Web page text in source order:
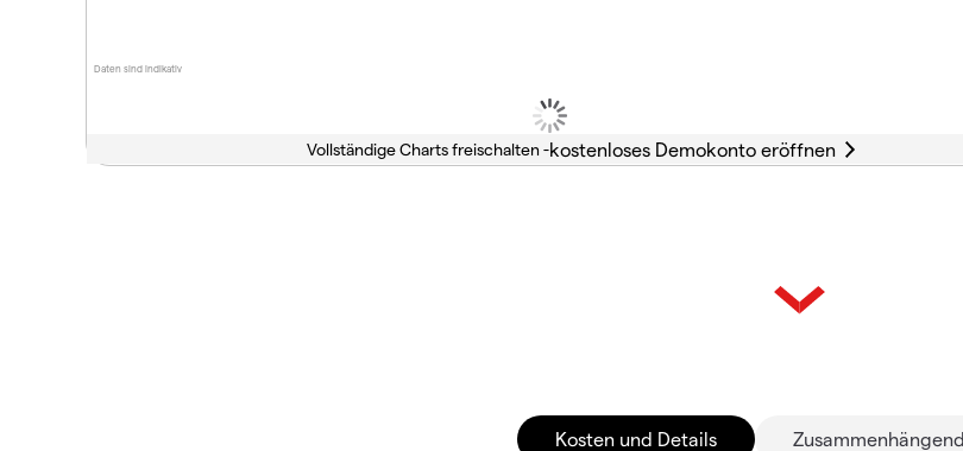
Daten sind indikativ
Vollständige Charts freischalten -
Kosten und Details